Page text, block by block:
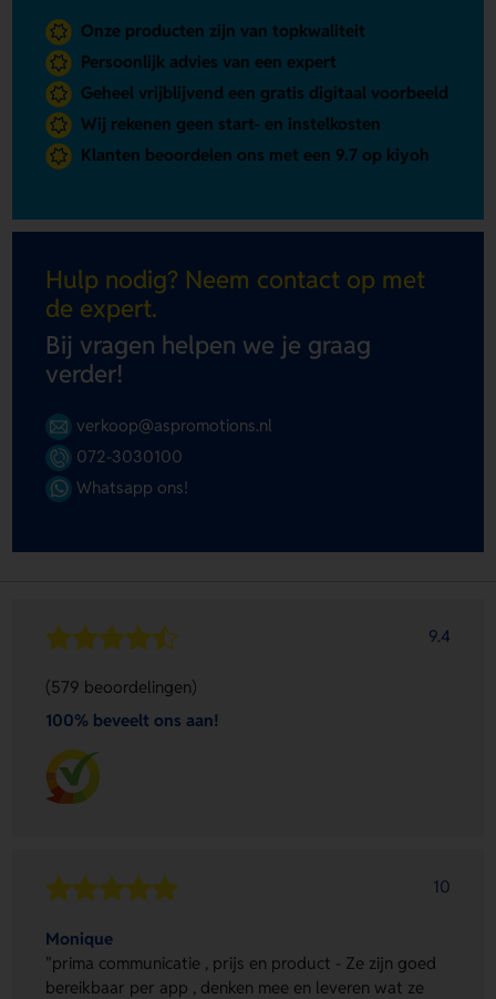
Onze producten zijn van topkwaliteit
Persoonlijk advies van een expert
Geheel vrijblijvend een gratis digitaal voorbeeld
Wij rekenen geen start- en instelkosten
Klanten beoordelen ons met een 9.7 op kiyoh
Hulp nodig? Neem contact op met
de expert.
Bij vragen helpen we je graag
verder!
verkoop@aspromotions.nl
072-3030100
Whatsapp ons!
9.4
(579 beoordelingen)
100% beveelt ons aan!
10
Monique
"prima communicatie , prijs en product - Ze zijn goed
bereikbaar per app , denken mee en leveren wat ze